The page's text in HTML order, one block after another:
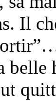
Il